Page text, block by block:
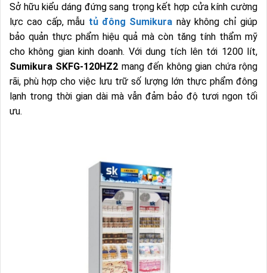
Sở hữu kiểu dáng đứng sang trọng kết hợp cửa kính cường
lực cao cấp, mẫu tủ đông Sumikura này không chỉ giúp
bảo quản thực phẩm hiệu quả mà còn tăng tính thẩm mỹ
cho không gian kinh doanh. Với dung tích lên tới 1200 lít,
Sumikura SKFG-120HZ2 mang đến không gian chứa rộng
rãi, phù hợp cho việc lưu trữ số lượng lớn thực phẩm đông
lạnh trong thời gian dài mà vẫn đảm bảo độ tươi ngon tối
ưu.